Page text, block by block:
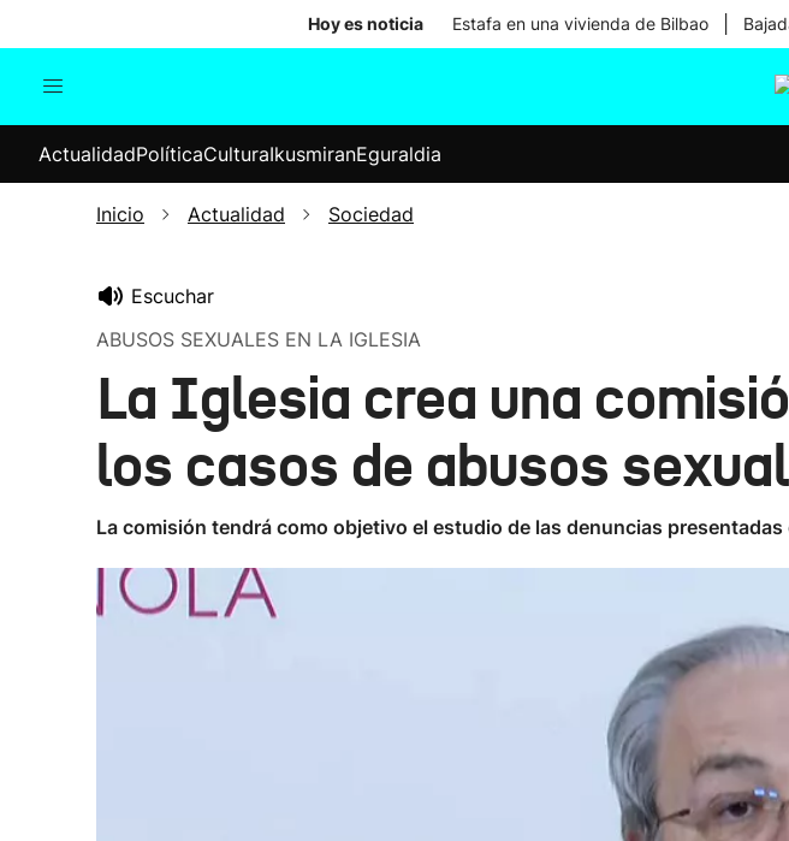
Hoy es noticia Estafa en una vivienda de Bilbao
Internacional
Elecciones
ActualidadPolíticaCulturaIkusmiranEguraldia
Inicio Actualidad Sociedad
Escuchar
ABUSOS SEXUALES EN LA IGLESIA
La Iglesia crea una
los casos de abusos
La comisión tendrá como objetivo el estudio de las denuncias